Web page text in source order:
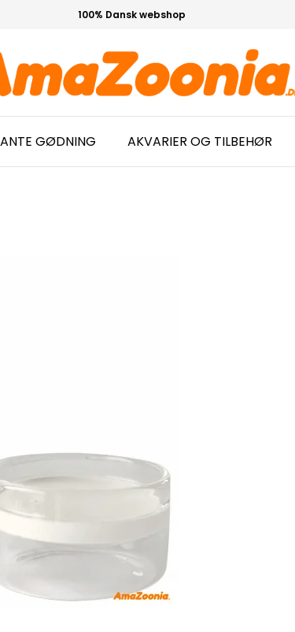
100% Dansk webshop
GØDNING AKVARIER OG TILBEHØR